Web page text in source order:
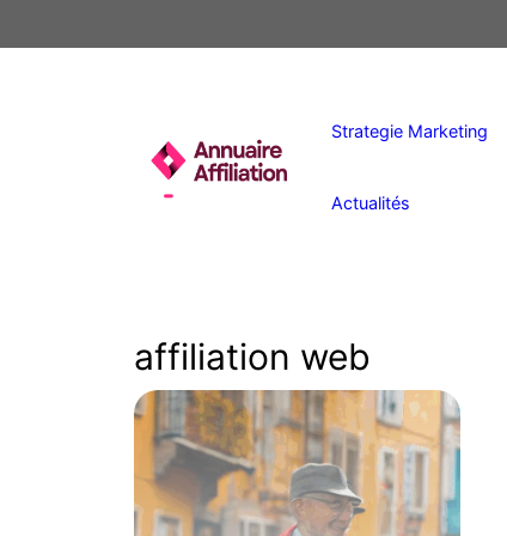
au
Strategie Marketing
Actualités
affiliation web